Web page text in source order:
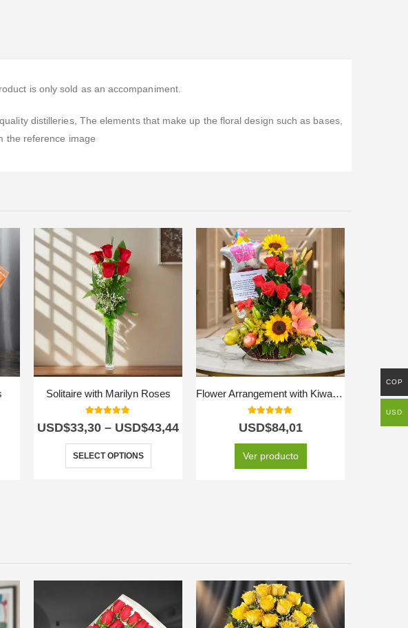
is only sold as an accompaniment.
distilleries, The elements that make up the floral design such as bases,
the reference image
Solitaire with Marilyn Roses
USD$33,30 – USD$43,44
SELECT OPTIONS
Flower Arrangement with Kiwano Fruits
out of 5
USD$84,01
Ver producto
COP
USD